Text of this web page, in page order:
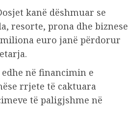
kanë dëshmuar se
resorte, prona dhe biznese
euro janë përdorur
në financimin e
rrjete të caktuara
të paligjshme në